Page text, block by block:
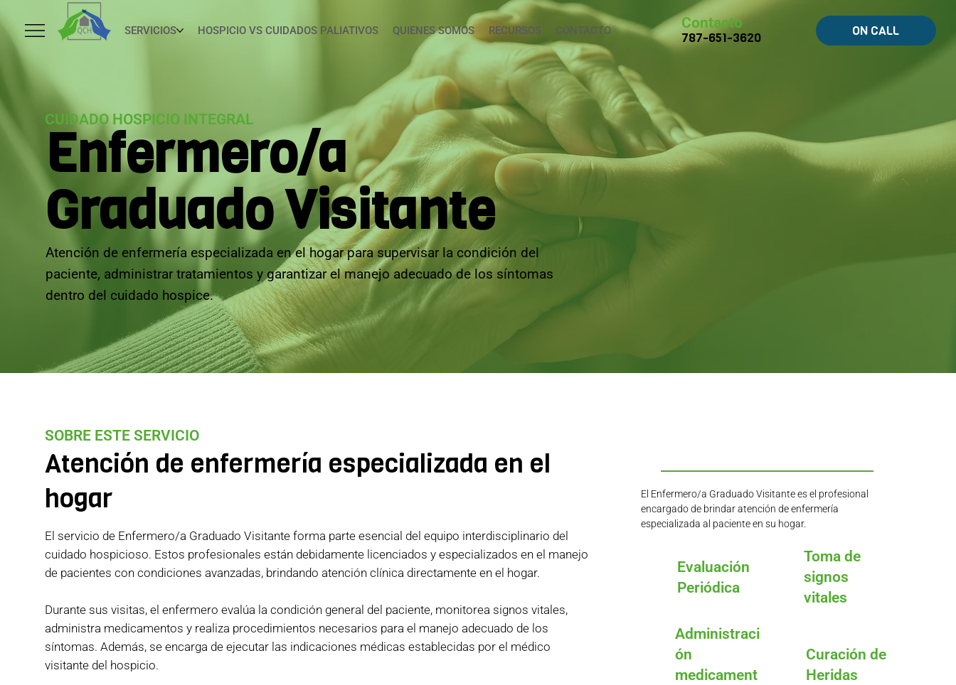
Contacto
787-651-3620
ON CALL
SERVICIOS HOSPICIO VS CUIDADOS PALIATIVOS QUIENES SOMOS RECURSOS CONTACTO
CUIDADO HOSPICIO INTEGRAL
Enfermero/a
Graduado Visitante
Atención de enfermería especializada en el hogar para supervisar la condición del
paciente, administrar tratamientos y garantizar el manejo adecuado de los síntomas
dentro del cuidado hospice.
SOBRE ESTE SERVICIO
Atención de enfermería especializada en el
hogar
El servicio de Enfermero/a Graduado Visitante forma parte esencial del equipo interdisciplinario del
cuidado hospicioso. Estos profesionales están debidamente licenciados y especializados en el manejo
de pacientes con condiciones avanzadas, brindando atención clínica directamente en el hogar.
Durante sus visitas, el enfermero evalúa la condición general del paciente, monitorea signos vitales,
administra medicamentos y realiza procedimientos necesarios para el manejo adecuado de los
síntomas. Además, se encarga de ejecutar las indicaciones médicas establecidas por el médico
visitante del hospicio.
El Enfermero/a Graduado Visitante es el profesional
encargado de brindar atención de enfermería
especializada al paciente en su hogar.
Evaluación
Periódica
Toma de
signos
vitales
Administraci
ón
medicament
Curación de
Heridas